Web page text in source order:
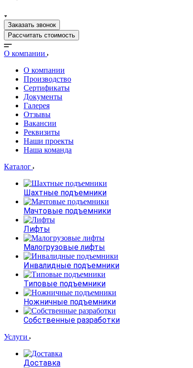
Заказать звонок
Рассчитать стоимость
О компании
О компании
Производство
Сертификаты
Документы
Галерея
Отзывы
Вакансии
Реквизиты
Наши проекты
Наша команда
Каталог
Шахтные подъемники
Мачтовые подъемники
Лифты
Малогрузовые лифты
Инвалидные подъемники
Типовые подъемники
Ножничные подъемники
Собственные разработки
Услуги
Доставка